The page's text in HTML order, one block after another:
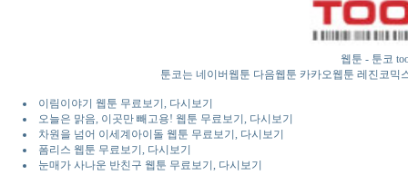
웹툰 - 툰코
툰코는 네이버웹툰 다음웹툰 카카오웹툰 레진코
이림이야기 웹툰 무료보기, 다시보기
오늘은 맑음, 이곳만 빼고용! 웹툰 무료보기, 다시보기
차원을 넘어 이세계아이돌 웹툰 무료보기, 다시보기
폼리스 웹툰 무료보기, 다시보기
눈매가 사나운 반친구 웹툰 무료보기, 다시보기